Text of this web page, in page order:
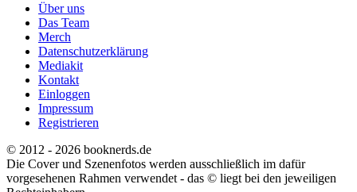
Über uns
Das Team
Merch
Datenschutzerklärung
Mediakit
Kontakt
Einloggen
Impressum
Registrieren
© 2012 - 2026 booknerds.de
Die Cover und Szenenfotos werden ausschließlich im dafür
vorgesehenen Rahmen verwendet - das © liegt bei den jeweiligen